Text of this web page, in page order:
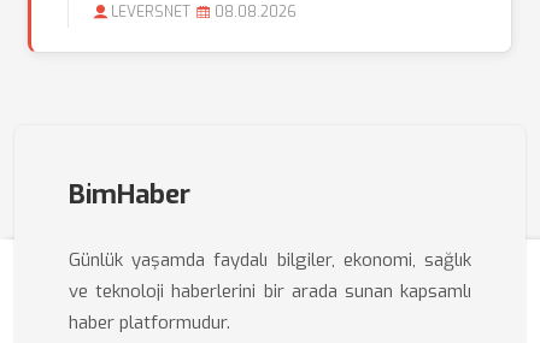
LEVERSNET 08.08.2026
BimHaber
Günlük yaşamda faydalı bilgiler, ekonomi, sağlık
ve teknoloji haberlerini bir arada sunan kapsamlı
haber platformudur.